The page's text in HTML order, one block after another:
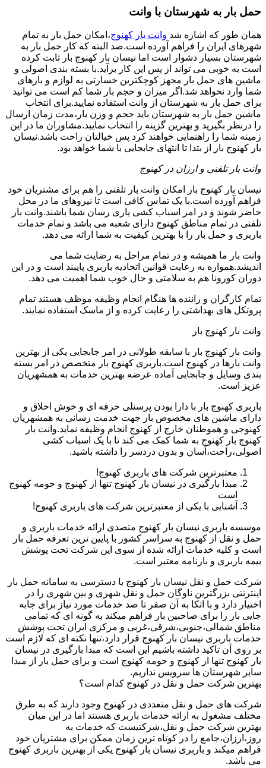
حمل بار به شهرستان با وانت
همان طور که اشاره شد وانت بار کهنوج،امکان حمل بار به تمام
شهرهای ایران را فراهم آورده است.صد البته که کار حمل بار به
شهرستان بسیار دشوار است اما نیسان بار کهنوج بار ثابت کرده
است به خوبی می تواند از پس این کار برآید.با بسته بندی اصولی و
ماشین های حمل بار مجهز کوچکترین خسارتی به لوازم و بارهای
شما وارد نخواهد شد.اگر میزان و حجم بار شما کم است می توانید
برای حمل بار به شهرستان از وانت استفاده نمایید.برای انتخاب
ماشین حمل بار به شهرستان باید حجم و وزن بار،مدت زمان ارسال
را درنظر بگیرید و بهترین گزینه را انتخاب نمایید.مشاوران ما در این
زمینه شما را راهنمایی خواهند کرد پس خیالتان راحت باشد.نیسان
بار کهنوج بار از بتدا تا انتهای جابجایی با شما خواهد بود.
وانت بار تلفنی و ارزان در کهنوج
نیسان بار کهنوج بار امکان وانت بار تلفنی را هم برای مشتریان خود
فراهم آورده است.با یک تماس کافی است تا نیروهای ما در محل
حاضر شوند و در امر اسباب کشی یاری رسان شما باشند.وانت بار
تلفنی در تمام مناطق کهنوج دارای شعبه می باشد و تمام خدمات
باربری و حمل بار را با بهترین کیفیت به شما ارائه می دهد.
وانت بار ما همیشه و در تمام مراحل به رضایت شما می
اندیشد.همواره به رعایت قوانین اتحادیه باربری پایبند است و در این
دوران کورونا هم به سلامتی و حال خوب شما اهمیت می دهد.
تمام کارگران و راننده ها هنگام انجام وظیفه موظف هستند تمام
پروتکل های بهداشتی را رعایت کرده و از ماسک استفاده نمایند.
وانت بار کهنوج بار
وانت بار کهنوج بار با سابقه طولانی در امر جابجایی یکی از بهترین
وانت بارها در کهنوج است.باربری کهنوج بار متخصص در امر بسته
بندی وسایل و جابجایی آماده عرضه بهترین خدمات به همشهریان
عزیز است.
باربری کهنوج بار با دارا بودن پرسنلی حرفه ای و خوش اخلاق و
دارای ماشین های مخصوص بار جهت خدمت رسانی به همشهریان
کهنوجی و هموطنان خارج از کهنوج انجام وظیفه نماید.وانت بار
کهنوج بار کهنوج به شما کمک می کند تا با یک اسباب کشی
اصولی،راحت،آسان و بدون دردسر را داشته باشید.
معتبرترین شرکت های باربری کهنوج!
مبدا بارگیری در نیسان بار کهنوج تنها از کهنوج و حومه کهنوج
است
آشنایی با یکی از معتبرترین شرکت های باربری کهنوج!
موسسه باربری نیسان بار کهنوج متصدی ارائه خدمات باربری و
حمل و نقل از کهنوج به سراسر کشور با پایین ترین تعرفه حمل بار
است و کلیه خدمات ارائه شده از سوی این شرکت تحت پوشش
بیمه باربری و بارنامه معتبر است.
شرکت حمل و نقل نیسان بار کهنوج با دسترسی به سامانه حمل بار
اینترنتی بزرگترین ناوگان حمل و نقل شهری و بین شهری را در
اختیار دارد و با اتکا به آن صفر تا صد خدمات مورد نیاز برای جابه
جایی بار را برای صاحبین بار فراهم میکند به گونه ای که تمامی
مناطق شمالی،جنوبی،شرقی،غربی و مرکزی ایران تحت پوشش
خدمات باربری نیسان بار کهنوج قرار دارد،تنها نکته ای که لازم است
بر روی آن تاکید داشته باشیم این است که مبدا بارگیری در نیسان
بار کهنوج تنها از کهنوج و حومه کهنوج است و برای حمل بار از مبدا
سایر شهرستان ها سرویس نداریم.
بهترین شرکت حمل و نقل در کهنوج کدام است؟
شرکت های حمل و نقل متعددی در کهنوج وجود دارند که به طرق
مختلف مشغول به ارائه خدمات باربری هستند اما در این میان
بهترین شرکت حمل و نقل،شرکتیست که خدمات به
روز،ارزان،جامع را در کوتاه ترین زمان ممکن برای مشتریان خود
فراهم میکند و باربری نیسان بار کهنوج یکی از بهترین باربری کهنوج
می باشد.